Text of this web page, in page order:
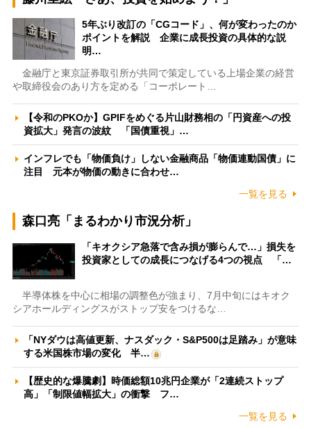
5年ぶり改訂の「CGコード」、何が変わったのか
ポイントを解説 企業に成長投資の具体的な説
明…
金融庁と東京証券取引所が共同で策定している上場企業の経営
や取締役会のあり方を定める「コーポレート…
【令和のPKOか】GPIFをめぐる片山財務相の「円資産への投
資拡大」発言の波紋 「国債重視」…
インフレでも「物価負け」しない金融商品「物価連動国債」に
注目 元本が物価の動きに合わせ…
一覧を見る
森口亮「まるわかり市況分析」
「キオクシア急落で含み損が膨らんで…」損失を
投資家としての成長につなげる4つの視点 「…
半導体株を中心に相場の調整色が強まり、7月中旬にはキオク
シアホールディングスがストップ安をつけるな…
「NYダウは高値更新、ナスダック・S&P500は足踏み」が意味
する米国株市場の変化 半…
【歴史的な爆騰劇】時価総額10兆円企業が「2連続ストップ
高」「制限値幅拡大」の衝撃 フ…
一覧を見る